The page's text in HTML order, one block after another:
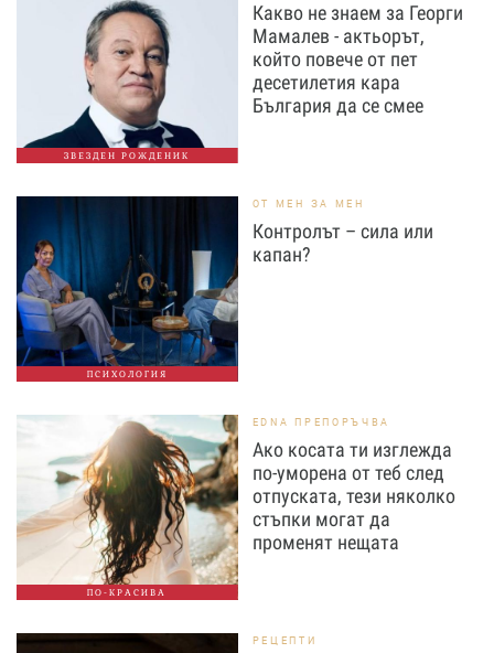
ЗВЕЗДЕН РОЖДЕНИК
Какво не знаем за Георги
Мамалев - актьорът,
който повече от пет
десетилетия кара
България да се смее
ПСИХОЛОГИЯ
ОТ МЕН ЗА МЕН
Контролът – сила или
капан?
ПО-КРАСИВА
EDNA ПРЕПОРЪЧВА
Ако косата ти изглежда
по-уморена от теб след
отпуската, тези няколко
стъпки могат да
променят нещата
РЕЦЕПТИ